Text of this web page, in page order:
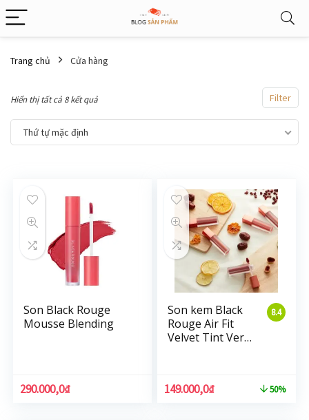
Trang chủ Cửa hàng
Filter
Hiển thị tất cả 8 kết quả
Thứ tự mặc định
Son Black Rouge
Mousse Blending
290.000,0₫
8.4
Son kem Black
Rouge Air Fit
Velvet Tint Ver3
149.000,0₫ 50%